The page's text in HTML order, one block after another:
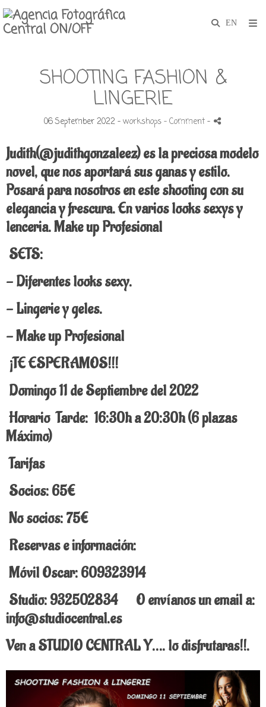
SHOOTING FASHION &
LINGERIE
06 September 2022 -workshops- Comment-
Judith(@judithgonzaleez) es la preciosa modelo
novel, que nos aportará sus ganas y estilo.
Posará para nosotros en este shooting con su
elegancia y frescura.En varios looks sexys y
lenceria. Make up Profesional
SETS:
- Diferentes looks sexy.
- Lingerie y geles.
- Make up Profesional
¡TE ESPERAMOS!!!
Domingo 11 de Septiembre del 2022
Horario Tarde: 16:30h a 20:30h (6 plazas
Máximo)
Tarifas
Socios: 65€
No socios: 75€
Reservas e información:
Móvil Oscar: 609323914
Studio: 932502834 O envíanos un email a:
info@studiocentral.es
Ven a STUDIO CENTRAL Y…. lo disfrutaras!!.